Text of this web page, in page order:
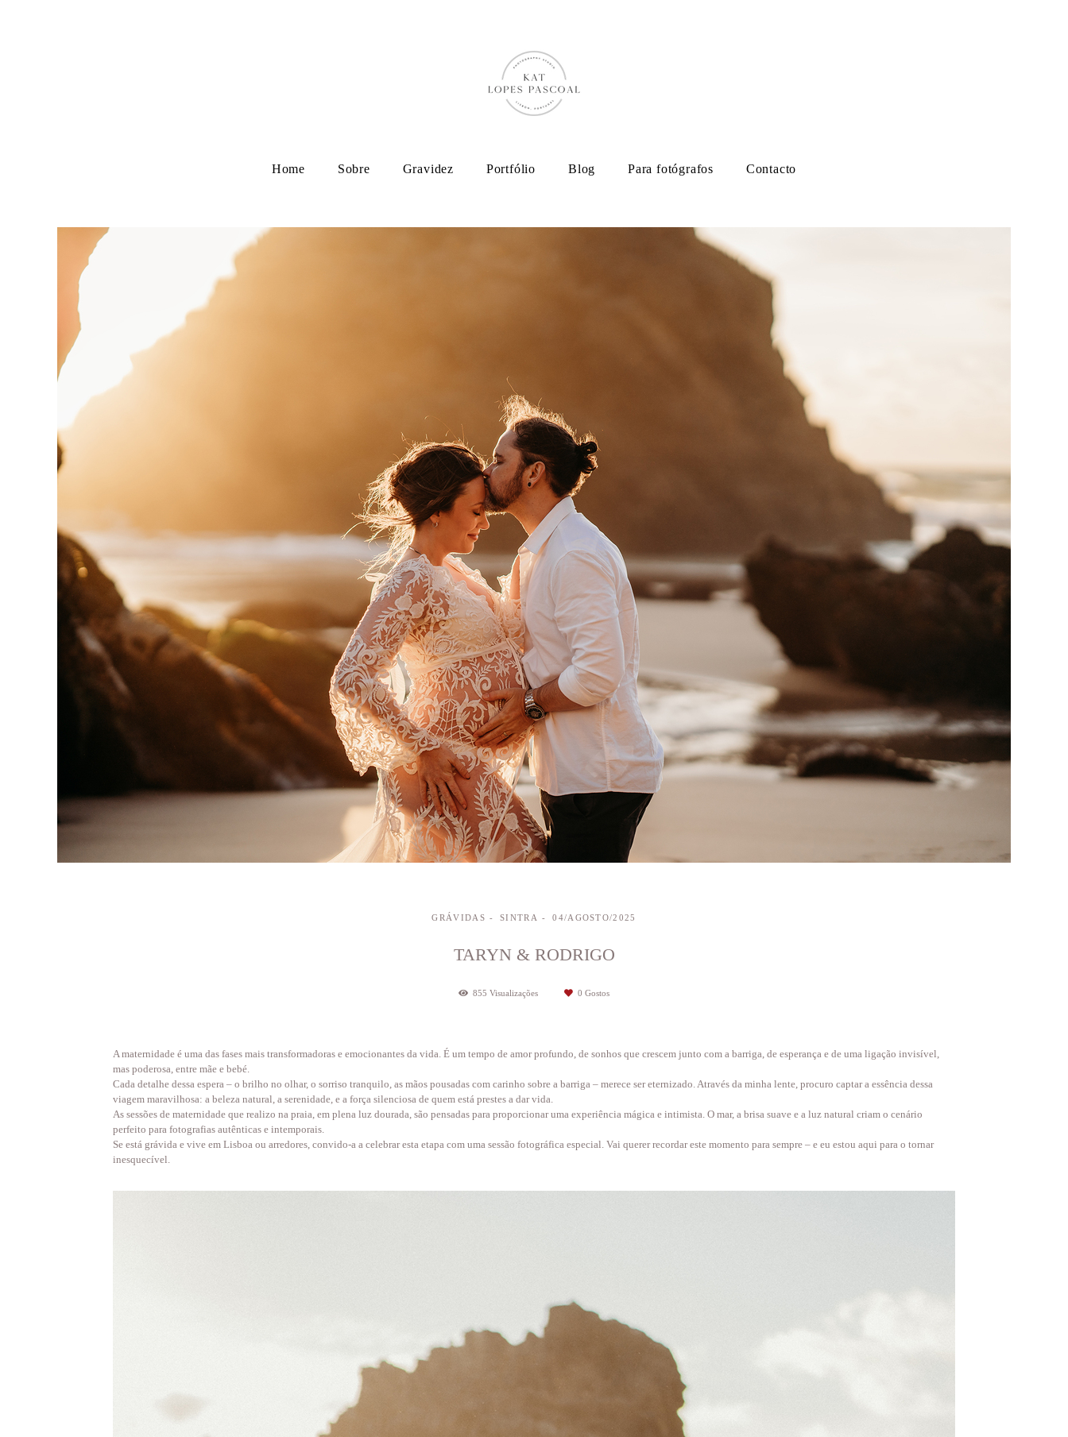
Home Sobre Gravidez Portfólio Blog Para fotógrafos Contacto
GRÁVIDAS SINTRA 04/AGOSTO/2025
TARYN & RODRIGO
855 Visualizações 0 Gostos
A maternidade é uma das fases mais transformadoras e emocionantes da vida. É um tempo de amor profundo, de sonhos que crescem junto com a barriga, de esperança e de uma ligação invisível,
mas poderosa, entre mãe e bebé.
Cada detalhe dessa espera – o brilho no olhar, o sorriso tranquilo, as mãos pousadas com carinho sobre a barriga – merece ser eternizado. Através da minha lente, procuro captar a essência dessa
viagem maravilhosa: a beleza natural, a serenidade, e a força silenciosa de quem está prestes a dar vida.
As sessões de maternidade que realizo na praia, em plena luz dourada, são pensadas para proporcionar uma experiência mágica e intimista. O mar, a brisa suave e a luz natural criam o cenário
perfeito para fotografias autênticas e intemporais.
Se está grávida e vive em Lisboa ou arredores, convido-a a celebrar esta etapa com uma sessão fotográfica especial. Vai querer recordar este momento para sempre – e eu estou aqui para o tornar
inesquecível.